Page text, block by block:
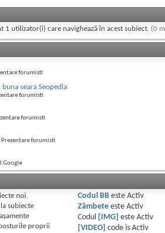
1 utilizator(i) care navighează în acest subiect. (0
forumisti
seara Seopedia
forumisti
forumisti
forumisti
Google
noi.
subiecte
proprii
Codul BBeste Activ
Zâmbeteeste Activ
Codul
[IMG] este Activ
[VIDEO] code is Activ